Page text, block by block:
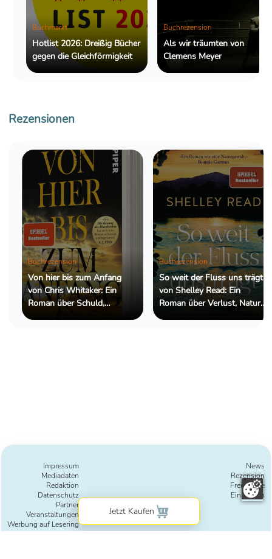
Buchmarkt
Hotlist 2026: Dreißig Bücher
gegen die Gleichförmigkeit
Buchrezension
Als wir träumten von
Clemens Meyer
Rezensionen
Buchrezension
Von hier bis zum Anfang
von Chris Whitaker: Ein
Roman über Schuld,
Hoffnung und die
Buchrezension
So weit der Fluss uns trägt
von Shelley Read: Ein
Roman über Verlust, Natur
und die Kraft des
Impressum
Mediadaten
Redaktion
Datenschutz
Partner
Veranstaltungen
Werbung auf Lesering
News
Rezension
Freie Texte
Einreichen